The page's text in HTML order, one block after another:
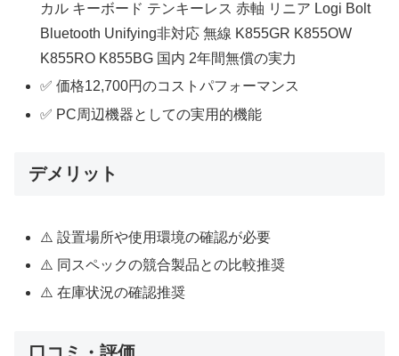
カル キーボード テンキーレス 赤軸 リニア Logi Bolt
Bluetooth Unifying非対応 無線 K855GR K855OW
K855RO K855BG 国内 2年間無償の実力
✅ 価格12,700円のコストパフォーマンス
✅ PC周辺機器としての実用的機能
デメリット
⚠️ 設置場所や使用環境の確認が必要
⚠️ 同スペックの競合製品との比較推奨
⚠️ 在庫状況の確認推奨